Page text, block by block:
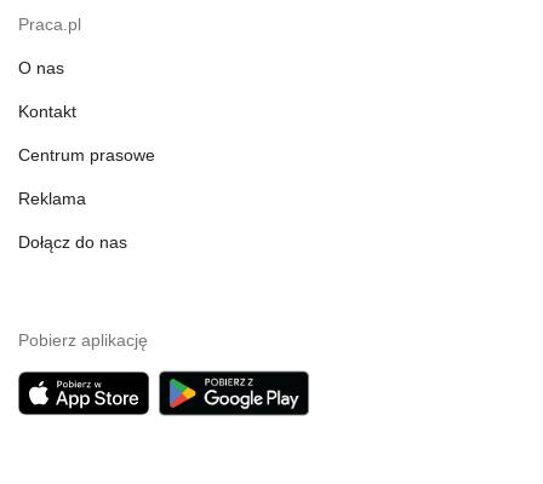
Praca.pl
O nas
Kontakt
Centrum prasowe
Reklama
Dołącz do nas
Pobierz aplikację